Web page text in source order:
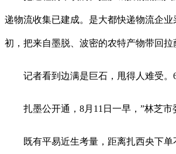
递物流收集已建成。是大都快递物流企
初，把来自墨脱、波密的农特产物带回拉
记者看到边满是巨石，甩得人难受。
扎墨公开通，8月11日一早，”林芝市
既有平易近生考量，距离扎西央下单